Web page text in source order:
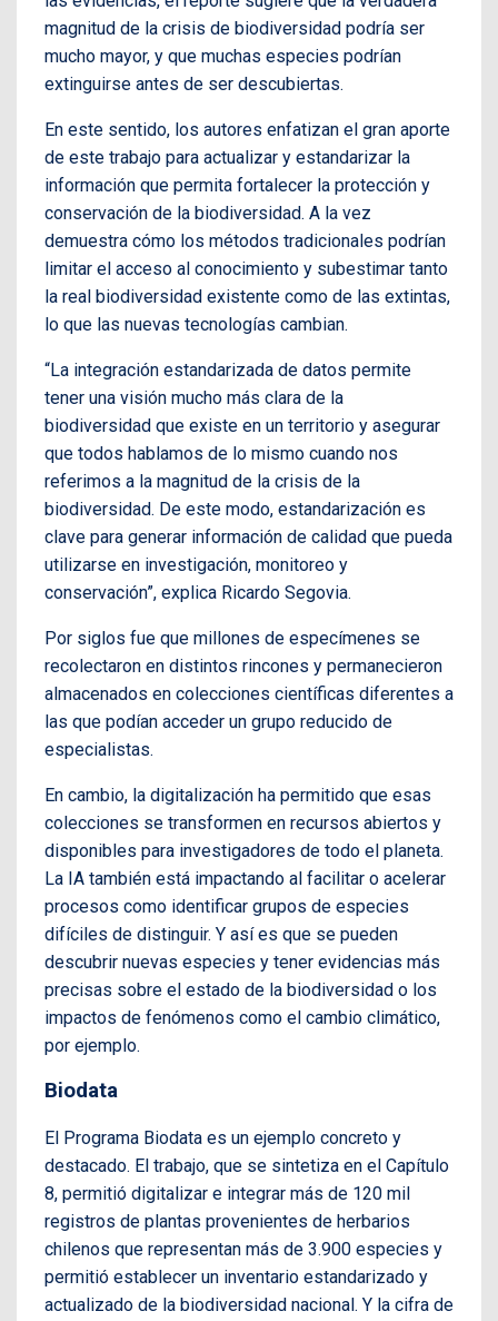
magnitud de la crisis de biodiversidad podría ser
mucho mayor, y que muchas especies podrían
extinguirse antes de ser descubiertas.
En este sentido, los autores enfatizan el gran aporte
de este trabajo para actualizar y estandarizar la
información que permita fortalecer la protección y
conservación de la biodiversidad. A la vez
demuestra cómo los métodos tradicionales podrían
limitar el acceso al conocimiento y subestimar tanto
la real biodiversidad existente como de las extintas,
lo que las nuevas tecnologías cambian.
“La integración estandarizada de datos permite
tener una visión mucho más clara de la
biodiversidad que existe en un territorio y asegurar
que todos hablamos de lo mismo cuando nos
referimos a la magnitud de la crisis de la
biodiversidad. De este modo, estandarización es
clave para generar información de calidad que pueda
utilizarse en investigación, monitoreo y
conservación”, explica Ricardo Segovia.
Por siglos fue que millones de especímenes se
recolectaron en distintos rincones y permanecieron
almacenados en colecciones científicas diferentes a
las que podían acceder un grupo reducido de
especialistas.
En cambio, la digitalización ha permitido que esas
colecciones se transformen en recursos abiertos y
disponibles para investigadores de todo el planeta.
La IA también está impactando al facilitar o acelerar
procesos como identificar grupos de especies
difíciles de distinguir. Y así es que se pueden
descubrir nuevas especies y tener evidencias más
precisas sobre el estado de la biodiversidad o los
impactos de fenómenos como el cambio climático,
por ejemplo.
Biodata
El Programa Biodata es un ejemplo concreto y
destacado. El trabajo, que se sintetiza en el Capítulo
8, permitió digitalizar e integrar más de 120 mil
registros de plantas provenientes de herbarios
chilenos que representan más de 3.900 especies y
permitió establecer un inventario estandarizado y
actualizado de la biodiversidad nacional. Y la cifra de